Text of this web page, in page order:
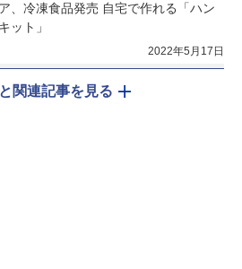
、冷凍食品発売 自宅で作れる「ハン
ット」
2022年5月17日
関連記事を見る